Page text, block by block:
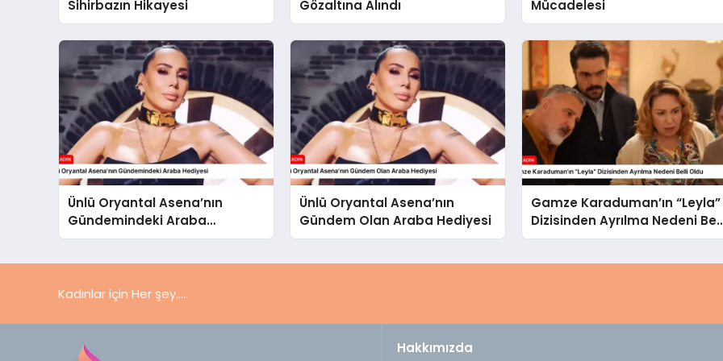
Sihirbazın Hikayesi Gözaltına Alındı Mücadelesi
Ünlü Oryantal Asena’nın
Gündemindeki Araba
Hediyesi
Ünlü Oryantal Asena’nın
Gündem Olan Araba Hediyesi
Gamze Karaduman’ın “Leyla”
Dizisinden Ayrılma Nedeni
Oldu
Kadınlar için Her şey.....
Hakkımızda